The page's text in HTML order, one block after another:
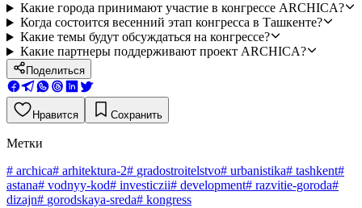
Какие города принимают участие в конгрессе ARCHICA?
Когда состоится весенний этап конгресса в Ташкенте?
Какие темы будут обсуждаться на конгрессе?
Какие партнеры поддерживают проект ARCHICA?
Поделиться
Нравится Сохранить
Метки
# archica# arhitektura-2# gradostroitelstvo# urbanistika# tashkent#
astana# vodnyy-kod# investiczii# development# razvitie-goroda#
dizajn# gorodskaya-sreda# kongress